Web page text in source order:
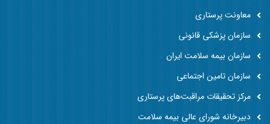
معاونت پرستاری
سازمان پزشکی قانونی
سازمان بیمه سلامت ایران
سازمان تامین اجتماعی
مرکز تحقیقات مراقبت‌های پرستاری
دبیرخانه شورای عالی بیمه سلامت